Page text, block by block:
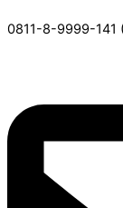
0811-8-9999-141